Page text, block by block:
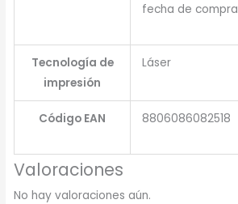
fecha de compra
Tecnología de
impresión
Láser
Código EAN 8806086082518
Valoraciones
No hay valoraciones aún.